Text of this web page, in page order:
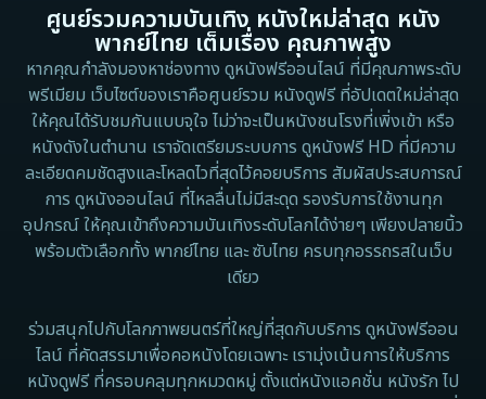
Detective สืบสวน
Disaster
Disney+
Documentary สารคดี
Documentary สารคดี
Drama ดราม่า
Drama ดราม่า
Dystopian
1983
1982
1971
1962
ศูนย์รวมความบันเทิง หนังใหม่ล่าสุด หนัง
พากย์ไทย เต็มเรื่อง คุณภาพสูง
หากคุณกำลังมองหาช่องทาง ดูหนังฟรีออนไลน์ ที่มีคุณภาพระดับ
พรีเมียม เว็บไซต์ของเราคือศูนย์รวม หนังดูฟรี ที่อัปเดตใหม่ล่าสุด
ให้คุณได้รับชมกันแบบจุใจ ไม่ว่าจะเป็นหนังชนโรงที่เพิ่งเข้า หรือ
หนังดังในตำนาน เราจัดเตรียมระบบการ ดูหนังฟรี HD ที่มีความ
ละเอียดคมชัดสูงและโหลดไวที่สุดไว้คอยบริการ สัมผัสประสบการณ์
การ ดูหนังออนไลน์ ที่ไหลลื่นไม่มีสะดุด รองรับการใช้งานทุก
อุปกรณ์ ให้คุณเข้าถึงความบันเทิงระดับโลกได้ง่ายๆ เพียงปลายนิ้ว
พร้อมตัวเลือกทั้ง พากย์ไทย และ ซับไทย ครบทุกอรรถรสในเว็บ
เดียว
ร่วมสนุกไปกับโลกภาพยนตร์ที่ใหญ่ที่สุดกับบริการ ดูหนังฟรีออน
ไลน์ ที่คัดสรรมาเพื่อคอหนังโดยเฉพาะ เรามุ่งเน้นการให้บริการ
หนังดูฟรี ที่ครอบคลุมทุกหมวดหมู่ ตั้งแต่หนังแอคชั่น หนังรัก ไป